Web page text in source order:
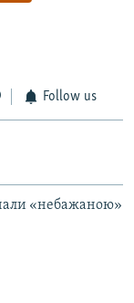
Follow us
«небажаною»